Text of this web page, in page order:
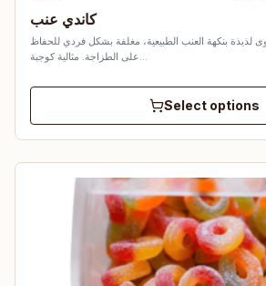
كاندي عنب
لذيذة بنكهة العنب الطبيعية، مغلفة بشكل فردي للحفاظ
على الطزاجة. مثالية كوجبة…
Select options